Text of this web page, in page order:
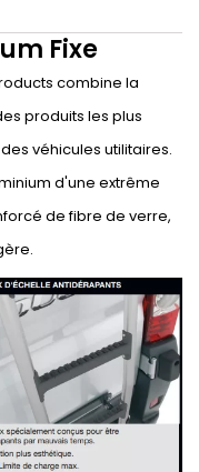
Fixe
combine la
produits les plus
véhicules utilitaires.
d'une extrême
de fibre de verre,